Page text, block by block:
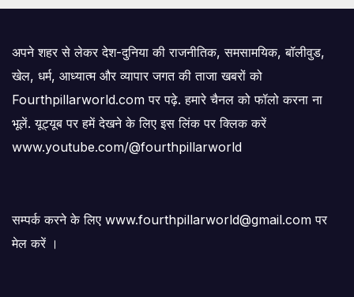
अपने शहर से लेकर देश-दुनिया की राजनीतिक, समसामयिक, बॉलीवुड,
खेल, धर्म, आध्यात्म और व्यापार जगत की ताजा खबरों को
Fourthpillarworld.com पर पढ़े. हमारे चैनल को फॉलो करना ना
भूलें. यूट्यूब पर हमें देखने के लिए इस लिंक पर क्लिक करें
www.youtube.com/@fourthpillarworld
सम्पर्क करने के लिए www.fourthpillarworld@gmail.com पर
मेल करें ।